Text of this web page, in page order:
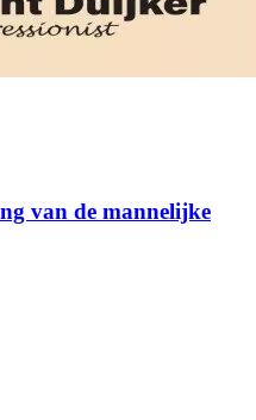
van de mannelijke